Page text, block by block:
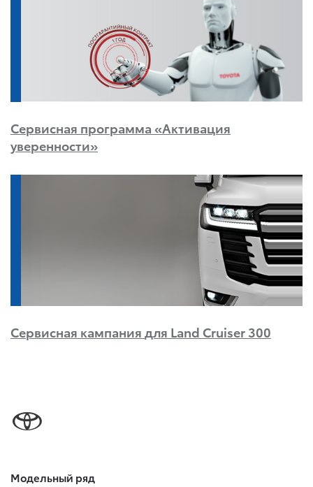
Сервисная программа «Активация
уверенности»
Сервисная кампания для Land Cruiser 300
Модельный ряд